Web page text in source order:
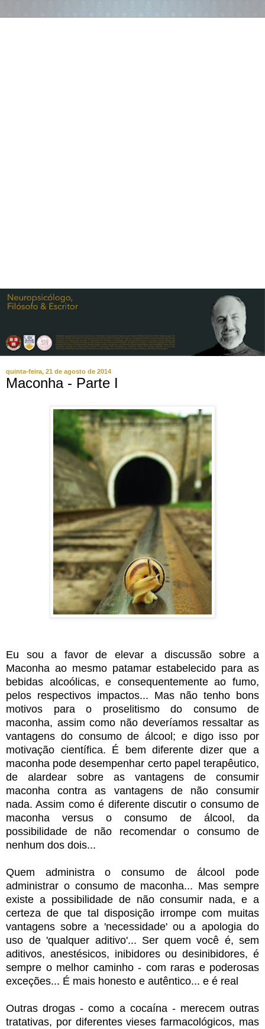
quinta-feira, 21 de agosto de 2014
Maconha - Parte I
Eu sou a favor de elevar a discussão sobre a
Maconha ao mesmo patamar estabelecido para as
bebidas alcoólicas, e consequentemente ao fumo,
pelos respectivos impactos... Mas não tenho bons
motivos para o proselitismo do consumo de
maconha, assim como não deveríamos ressaltar as
vantagens do consumo de álcool; e digo isso por
motivação científica. É bem diferente dizer que a
maconha pode desempenhar certo papel terapêutico,
de alardear sobre as vantagens de consumir
maconha contra as vantagens de não consumir
nada. Assim como é diferente discutir o consumo de
maconha versus o consumo de álcool, da
possibilidade de não recomendar o consumo de
nenhum dos dois...
Quem administra o consumo de álcool pode
administrar o consumo de maconha... Mas sempre
existe a possibilidade de não consumir nada, e a
certeza de que tal disposição irrompe com muitas
vantagens sobre a 'necessidade' ou a apologia do
uso de 'qualquer aditivo'... Ser quem você é, sem
aditivos, anestésicos, inibidores ou desinibidores, é
sempre o melhor caminho - com raras e poderosas
exceções... É mais honesto e autêntico... e é real
Outras drogas - como a cocaína - merecem outras
tratativas, por diferentes vieses farmacológicos, mas